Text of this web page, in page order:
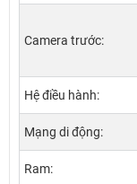
Camera trước:
Hệ điều hành:
Mạng di động:
Ram: